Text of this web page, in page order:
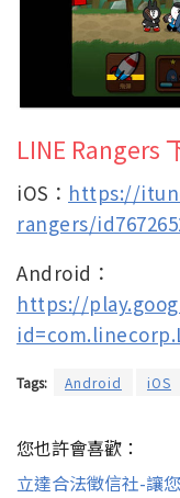
LINE Rangers
iOS： https://
rangers/
Android：
https://
Tags: Android iOS
您也許會喜歡：
立達合法徵信社-讓